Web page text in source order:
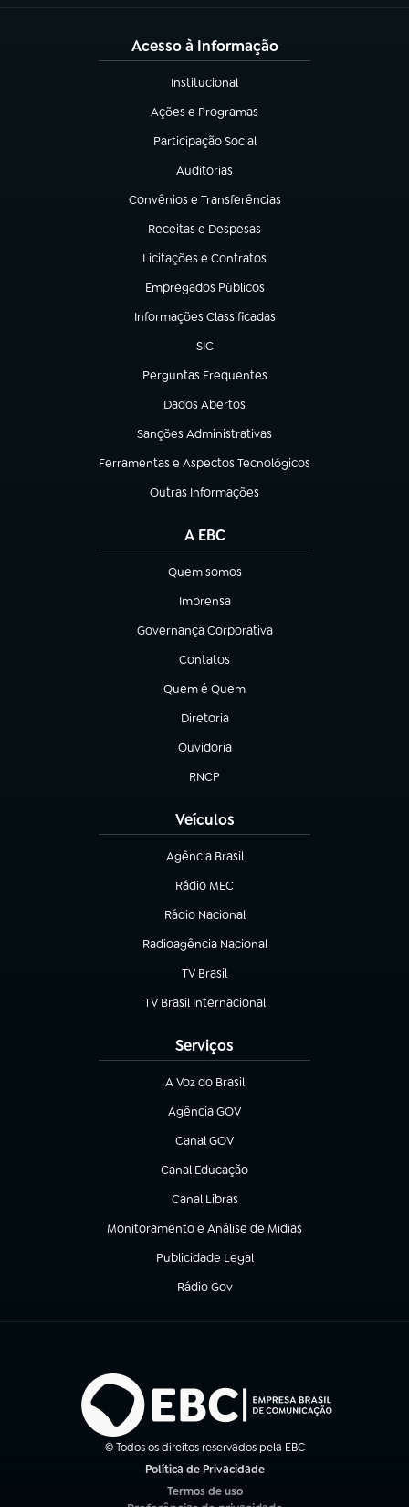
Acesso à Informação
Institucional
(abre em nova aba)
Ações e Programas
(abre em nova aba)
Participação Social
(abre em nova aba)
Auditorias
(abre em nova aba)
Convênios e Transferências
(abre em nova aba)
Receitas e Despesas
(abre em nova aba)
Licitações e Contratos
(abre em nova aba)
Empregados Públicos
(abre em nova aba)
Informações Classificadas
(abre em nova aba)
SIC
(abre em nova aba)
Perguntas Frequentes
(abre em nova aba)
Dados Abertos
(abre em nova aba)
Sanções Administrativas
(abre em nova aba)
Ferramentas e Aspectos Tecnológicos
(abre em nova aba)
Outras Informações
(abre em nova aba)
A EBC
Quem somos
(abre em nova aba)
Imprensa
(abre em nova aba)
Governança Corporativa
(abre em nova aba)
Contatos
(abre em nova aba)
Quem é Quem
(abre em nova aba)
Diretoria
(abre em nova aba)
Ouvidoria
(abre em nova aba)
RNCP
(abre em nova aba)
Veículos
Agência Brasil
(abre em nova aba)
Rádio MEC
(abre em nova aba)
Rádio Nacional
Radioagência Nacional
(abre em nova aba)
TV Brasil
(abre em nova aba)
TV Brasil Internacional
(abre em nova aba)
Serviços
A Voz do Brasil
(abre em nova aba)
Agência GOV
(abre em nova aba)
Canal GOV
(abre em nova aba)
Canal Educação
(abre em nova aba)
Canal Libras
(abre em nova aba)
Monitoramento e Análise de Mídias
(abre em nova aba)
Publicidade Legal
(abre em nova aba)
Rádio Gov
(abre em nova aba)
© Todos os direitos reservados pela EBC
Política de Privacidade
Termos de uso
(abre em nova aba)